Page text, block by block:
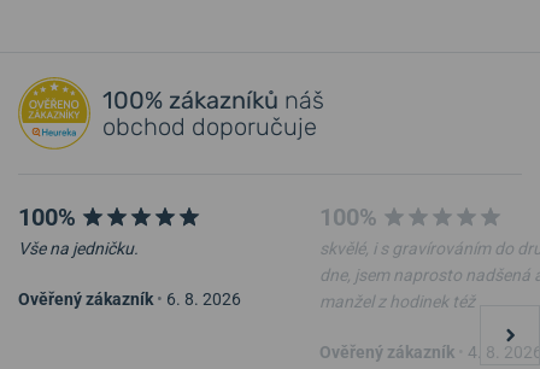
Přidat dotaz
100% zákazníků náš
obchod doporučuje
100%
Vše na jedničku.
Ověřený zákazník • 6. 8. 2026
100%
skvělé, i s gravírováním do
dne, jsem naprosto nadšená
manžel z hodinek též
Ověřený zákazník 4. 8.